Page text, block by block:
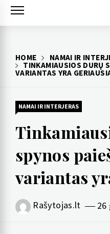
Skip
HOME
NAMAI IR
TINKAMIAUSIOS DURŲ
VARIANTAS YRA
NAMAI IR INTERJERAS
spynos
variantas
Rašytojas.lt 26